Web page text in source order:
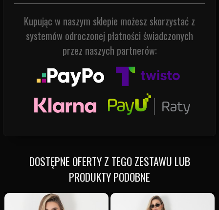
Kupując w naszym sklepie możesz skorzystać z
systemów odroczonej płatności świadczonych
przez naszych partnerów:
DOSTĘPNE OFERTY Z TEGO ZESTAWU LUB
PRODUKTY PODOBNE